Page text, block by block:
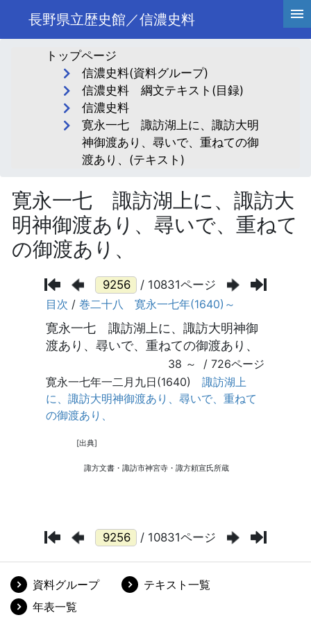
長野県立歴史館／信濃史料
トップページ
信濃史料(資料グループ)
信濃史料 綱文テキスト(目録)
信濃史料
寛永一七 諏訪湖上に、諏訪大明
神御渡あり、尋いで、重ねての御
渡あり、(テキスト)
寛永一七 諏訪湖上に、諏訪大
明神御渡あり、尋いで、重ねて
の御渡あり、
/ 10831ページ
/ 10831ページ
資料グループ
テキスト一覧
年表一覧